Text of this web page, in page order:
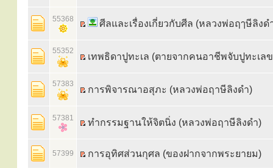
55368 ศีลและเรื่องเกี่ยวกับศีล (หลวงพ่อฤๅษีลิงด
55352
เทพธิดาปูทะเล (ตายจากคนอาชีพจับปูทะเล
57383
การพิจารณาอสุภะ (หลวงพ่อฤาษีลิงดำ)
57381 ทำกรรมฐานให้จิตนิ่ง (หลวงพ่อฤาษีลิงดำ)
57399 การอุทิศส่วนกุศล (ของฝากจากพระยายม)